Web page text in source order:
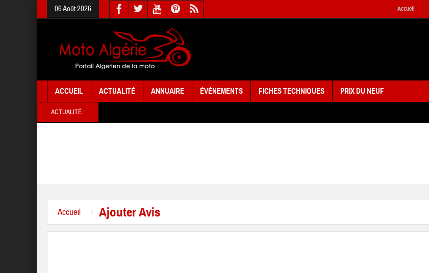
06 Août 2026 Accueil
ACCUEIL ACTUALITÉ ANNUAIRE ÉVÉNEMENTS FICHES TECHNIQUES PRIX DU NEUF
ACTUALITÉ :
Accueil Ajouter Avis